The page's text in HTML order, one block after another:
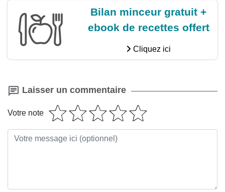
Bilan minceur gratuit +
ebook de recettes offert
Cliquez ici
Laisser un commentaire
Votre note